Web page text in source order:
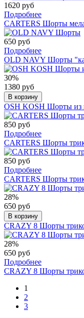
1620 руб
Подробнее
CARTERS Шорты
650 руб
Подробнее
OLD NAVY Шорты
30%
1380 руб
В корзину
OSH KOSH Шорты
850 руб
Подробнее
CARTERS Шорты
850 руб
Подробнее
CARTERS Шорты
28%
650 руб
В корзину
CRAZY 8 Шорты
28%
650 руб
Подробнее
CRAZY 8 Шорты
1
2
3